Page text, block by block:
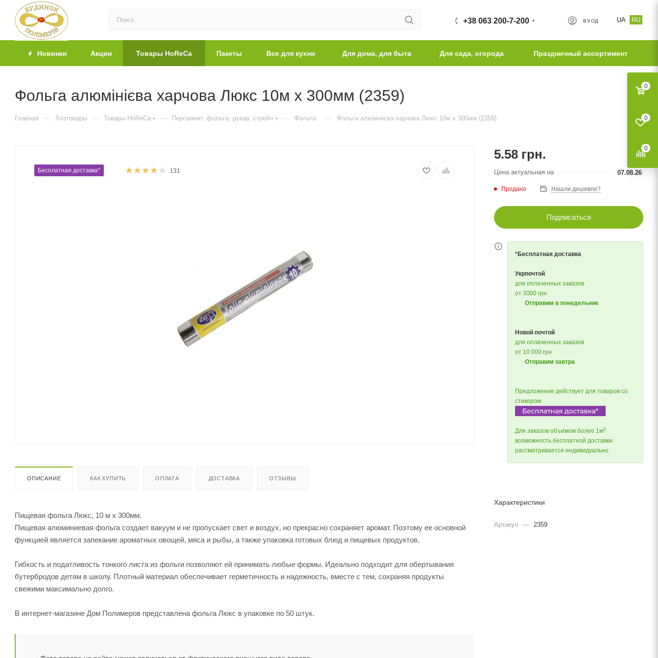
UA RU
ВХОД
+38 063 200-7-200
Новинки Акции Товары HoReCa Пакеты Все для кухни Для дома, для быта Для сада, огорода Праздничный ассортимент
Фольга алюмінієва харчова Люкс 10м х 300мм (2359)
Главная — Хозтовары — Товары HoReCa — Пергамент, фольга, рукав, стрейч — Фольга — Фольга алюмінієва харчова Люкс 10м х 300мм (2359)
Бесплатная доставка* 131
ОПИСАНИЕ КАК КУПИТЬ ОПЛАТА ДОСТАВКА ОТЗЫВЫ
Пищевая фольга Люкс, 10 м х 300мм.
Пищевая алюминиевая фольга создает вакуум и не пропускает свет и воздух, но прекрасно сохраняет аромат. Поэтому ее основной
функцией является запекание ароматных овощей, мяса и рыбы, а также упаковка готовых блюд и пищевых продуктов.
Гибкость и податливость тонкого листа из фольги позволяют ей принимать любые формы. Идеально подходит для обертывания
бутербродов детям в школу. Плотный материал обеспечивает герметичность и надежность, вместе с тем, сохраняя продукты
свежими максимально долго.
В интернет-магазине Дом Полимеров представлена фольга Люкс в упаковке по 50 штук.
5.58 грн.
Цена актуальная на 07.08.26
Продано Нашли дешевле?
Подписаться
*Бесплатная доставка
Укрпочтой
для оплаченных заказов
от 3000 грн
Отправим в понедельник
Новой почтой
для оплаченных заказов
от 10 000 грн
Отправим завтра
Предложение действует для товаров со
стикером
Для заказов объемом более 1м3
возможность бесплатной доставки
рассматривается индивидуально
Характеристики
Артикул — 2359
0
0
0